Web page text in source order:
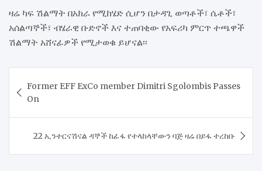
ዛሬ ካፍ ሽልማት በአክራ የሚከሄድ ሲሆን በታዳጊ ወጣቶች፣ ሴቶች፣
አሰልጣኞች፣ ብሄራዊ ቡድኖች እና ተጠባቂው የአፍሪካ ምርጥ ተጫዋች
ሽልማት አሸናፊዎች የሚታወቁ ይሆናል፡፡
navigation
​Former EFF ExCo member Dimitri Sgolombis Passes
On
​22 ኢንተርናሽናል ዳኞች ከፊፋ የተላከላቸውን ባጅ ዛሬ በይፋ ተረከቡ